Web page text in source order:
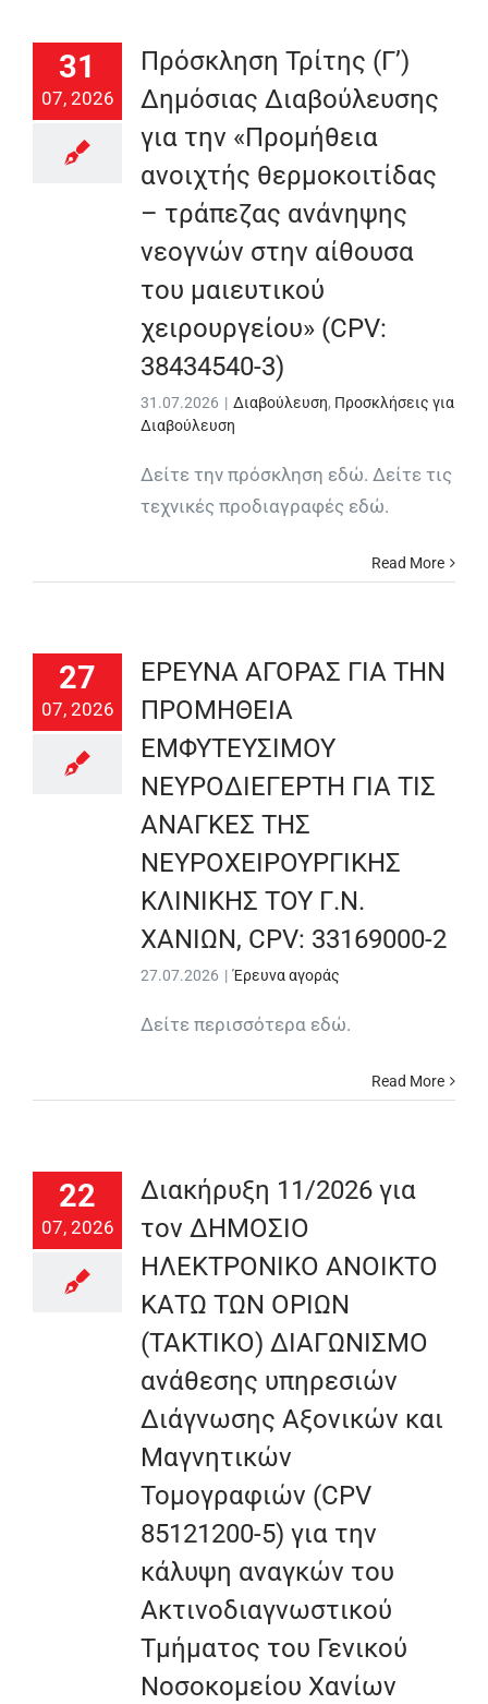
31
07, 2026
Πρόσκληση Τρίτης (Γ’)
Δημόσιας Διαβούλευσης
για την «Προμήθεια
ανοιχτής θερμοκοιτίδας
– τράπεζας ανάνηψης
νεογνών στην αίθουσα
του μαιευτικού
χειρουργείου» (CPV:
38434540-3)
31.07.2026 | Διαβούλευση, Προσκλήσεις για
Διαβούλευση
Δείτε την πρόσκληση εδώ. Δείτε τις
τεχνικές προδιαγραφές εδώ.
Read More
27
07, 2026
ΕΡΕΥΝΑ ΑΓΟΡΑΣ ΓΙΑ ΤΗΝ
ΠΡΟΜΗΘΕΙΑ
ΕΜΦΥΤΕΥΣΙΜΟΥ
ΝΕΥΡΟΔΙΕΓΕΡΤΗ ΓΙΑ ΤΙΣ
ΑΝΑΓΚΕΣ ΤΗΣ
ΝΕΥΡΟΧΕΙΡΟΥΡΓΙΚΗΣ
ΚΛΙΝΙΚΗΣ ΤΟΥ Γ.Ν.
ΧΑΝΙΩΝ, CPV: 33169000-2
27.07.2026 | Έρευνα αγοράς
Δείτε περισσότερα εδώ.
Read More
22
07, 2026
Διακήρυξη 11/2026 για
τον ΔΗΜΟΣΙΟ
ΗΛΕΚΤΡΟΝΙΚΟ ΑΝΟΙΚΤΟ
ΚΑΤΩ ΤΩΝ ΟΡΙΩΝ
(ΤΑΚΤΙΚΟ) ΔΙΑΓΩΝΙΣΜΟ
ανάθεσης υπηρεσιών
Διάγνωσης Αξονικών και
Μαγνητικών
Τομογραφιών (CPV
85121200-5) για την
κάλυψη αναγκών του
Ακτινοδιαγνωστικού
Τμήματος του Γενικού
Νοσοκομείου Χανίων